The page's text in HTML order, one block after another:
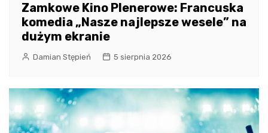
Zamkowe Kino Plenerowe: Francuska
komedia „Nasze najlepsze wesele” na
dużym ekranie
Damian Stępień 5 sierpnia 2026